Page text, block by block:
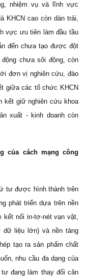
nhiệm vụ và lĩnh vực
KHCN cao còn dàn trải,
vực ưu tiên làm đầu tầu
đến chưa tạo được đột
chưa sôi động, còn
đơn vị nghiên cứu, đào
giữa các tổ chức KHCN
kết giữ nghiên cứu khoa
xuất - kinh doanh còn
của cách mạng công
tư được hình thành trên
phát triển dựa trên nền
kết nối in-tơ-nét vạn vật,
dữ liệu lớn) và nền tảng
tạo ra sản phẩm chất
nhu cầu đa dạng của
đang làm thay đổi căn